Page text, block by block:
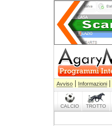
Avviso | Informazioni |
CALCIO TROTTO